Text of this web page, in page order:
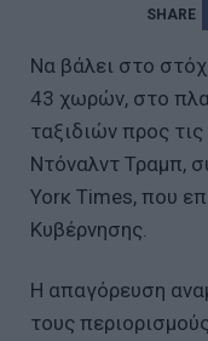
Nα βάλει στο
43 χωρών, στο
ταξιδιών προς
Ντόναλντ Τραμπ,
Yorκ Times, που
Κυβέρνησης.
Η απαγόρευση
τους